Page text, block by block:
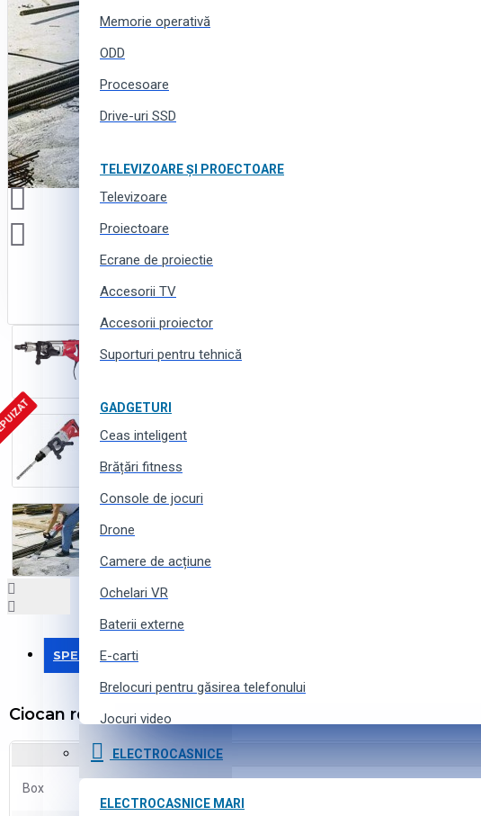
Memorie operativă
ODD
Procesoare
Drive-uri SSD
TELEVIZOARE ȘI PROECTOARE
Televizoare
Proiectoare
Ecrane de proiectie
Accesorii TV
Accesorii proiector
Suporturi pentru tehnică
GADGETURI
Ceas inteligent
Brățări fitness
Console de jocuri
Drone
Camere de acțiune
Ochelari VR
Baterii externe
E-carti
Brelocuri pentru găsirea telefonului
Jocuri video
Curele pentru ceasuri inteligente
Accesorii pentru camere de acțiune
ELECTROCASNICE
ELECTROCASNICE MARI
SPECIFICAȚII
Ciocan rotopercutor MILWAUKEE Kango 950S
Box